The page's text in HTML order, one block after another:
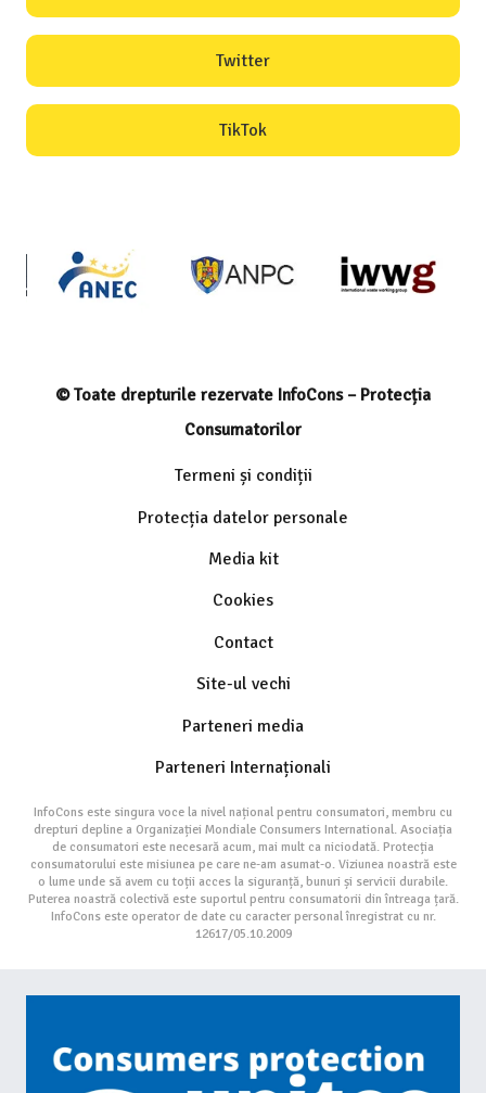
Twitter
TikTok
© Toate drepturile rezervate InfoCons – Protecția
Consumatorilor
Termeni și condiții
Protecția datelor personale
Media kit
Cookies
Contact
Site-ul vechi
Parteneri media
Parteneri Internaționali
InfoCons este singura voce la nivel național pentru consumatori, membru cu
drepturi depline a Organizației Mondiale Consumers International. Asociația
de consumatori este necesară acum, mai mult ca niciodată. Protecția
consumatorului este misiunea pe care ne-am asumat-o. Viziunea noastră este
o lume unde să avem cu toții acces la siguranță, bunuri și servicii durabile.
Puterea noastră colectivă este suportul pentru consumatorii din întreaga țară.
InfoCons este operator de date cu caracter personal înregistrat cu nr.
12617/05.10.2009